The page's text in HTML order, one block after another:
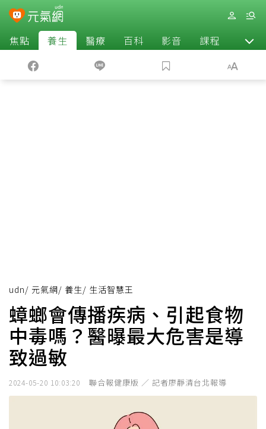
焦點 養生 醫療 百科 影音 課程 退休
udn/ 元氣網/ 養生/ 生活智慧王
蟑螂會傳播疾病、引起食物
中毒嗎？醫曝最大危害是導
致過敏
2024-05-20 10:03:20 聯合報健康版 ／ 記者廖靜清台北報導